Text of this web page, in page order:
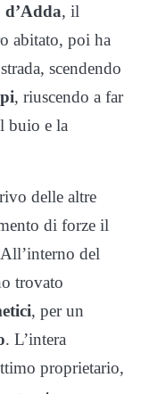
d’Adda, il
abitato, poi ha
scendendo
, riuscendo a far
buio e la
delle altre
di forze il
del
trovato
, per un
. L’intera
proprietario,